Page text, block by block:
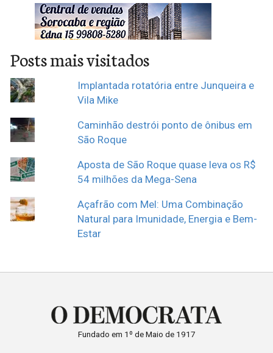
Posts mais visitados
Implantada rotatória entre Junqueira e
Vila Mike
Caminhão destrói ponto de ônibus em
São Roque
Aposta de São Roque quase leva os R$
54 milhões da Mega-Sena
Açafrão com Mel: Uma Combinação
Natural para Imunidade, Energia e Bem-
Estar
Fundado em 1º de Maio de 1917